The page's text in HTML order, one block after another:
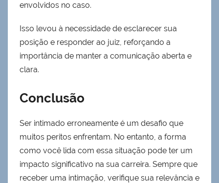
envolvidos no caso.
Isso levou à necessidade de esclarecer sua
posição e responder ao juiz, reforçando a
importância de manter a comunicação aberta e
clara.
Conclusão
Ser intimado erroneamente é um desafio que
muitos peritos enfrentam. No entanto, a forma
como você lida com essa situação pode ter um
impacto significativo na sua carreira. Sempre que
receber uma intimação, verifique sua relevância e